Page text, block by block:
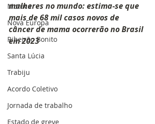
Motuca
Nova Europa
Ribeirão Bonito
Santa Lúcia
Trabiju
Acordo Coletivo
Jornada de trabalho
Estado de greve
mulheres no mundo: estima-se que
mais de 68 mil casos novos de
câncer de mama ocorrerão no Brasil
em 2023